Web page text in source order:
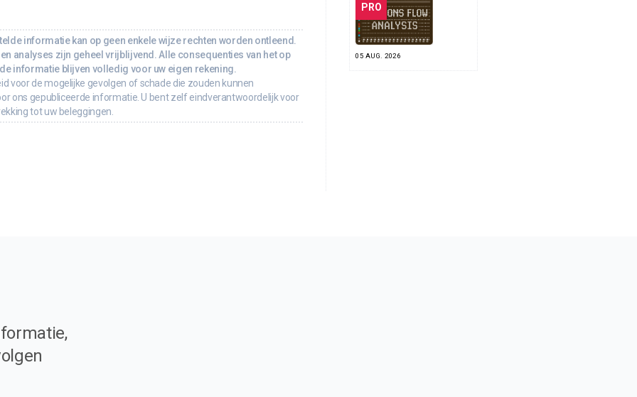
informatie kan op geen enkele wijze rechten worden ontleend.
analyses zijn geheel vrijblijvend. Alle consequenties van het op
informatie blijven volledig voor uw eigen rekening.
voor de mogelijke gevolgen of schade die zouden kunnen
ons gepubliceerde informatie. U bent zelf eindverantwoordelijk voor
tot uw beleggingen.
PRO
05 AUG. 2026